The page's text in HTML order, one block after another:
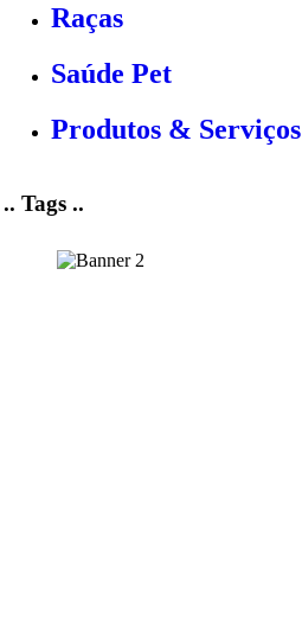
Raças
Saúde Pet
Produtos & Serviços
.. Tags ..